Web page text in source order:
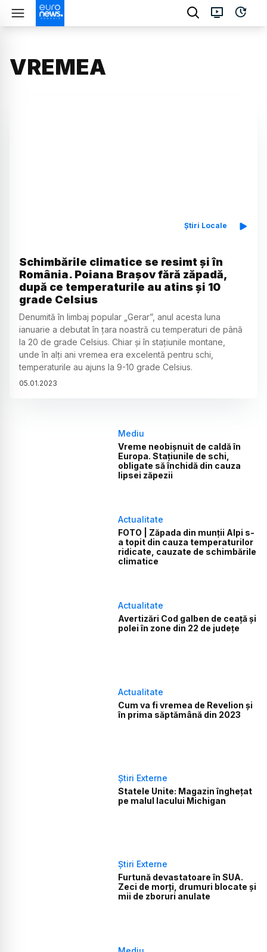
VREMEA
Știri Locale
Schimbările climatice se resimt și în
România. Poiana Brașov fără zăpadă,
după ce temperaturile au atins și 10
grade Celsius
Denumită în limbaj popular „Gerar”, anul acesta luna
ianuarie a debutat în țara noastră cu temperaturi de până
la 20 de grade Celsius. Chiar și în stațiunile montane,
unde în alți ani vremea era excelentă pentru schi,
temperaturile au ajuns la 9-10 grade Celsius.
05.01.2023
Mediu
Vreme neobișnuit de caldă în
Europa. Stațiunile de schi,
obligate să închidă din cauza
lipsei zăpezii
Actualitate
FOTO | Zăpada din munții Alpi s-
a topit din cauza temperaturilor
ridicate, cauzate de schimbările
climatice
Actualitate
Avertizări Cod galben de ceaţă şi
polei în zone din 22 de judeţe
Actualitate
Cum va fi vremea de Revelion și
în prima săptămână din 2023
Știri Externe
Statele Unite: Magazin înghețat
pe malul lacului Michigan
Știri Externe
Furtună devastatoare în SUA.
Zeci de morți, drumuri blocate și
mii de zboruri anulate